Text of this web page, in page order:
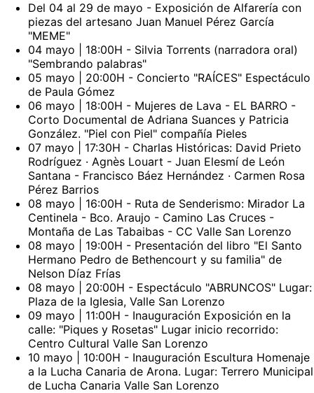
Del 04 al 29 de mayo - Exposición de Alfarería con
piezas del artesano Juan Manuel Pérez García
"MEME"
04 mayo | 18:00H - Silvia Torrents (narradora oral)
"Sembrando palabras"
05 mayo | 20:00H - Concierto "RAÍCES" Espectáculo
de Paula Gómez
06 mayo | 18:00H - Mujeres de Lava - EL BARRO -
Corto Documental de Adriana Suances y Patricia
González. "Piel con Piel" compañía Pieles
07 mayo | 17:30H - Charlas Históricas: David Prieto
Rodríguez · Agnès Louart - Juan Elesmí de León
Santana - Francisco Báez Hernández · Carmen Rosa
Pérez Barrios
08 mayo | 16:00H - Ruta de Senderismo: Mirador La
Centinela - Bco. Araujo - Camino Las Cruces -
Montaña de Las Tabaibas - CC Valle San Lorenzo
08 mayo | 19:00H - Presentación del libro "El Santo
Hermano Pedro de Bethencourt y su familia" de
Nelson Díaz Frías
08 mayo | 20:00H - Espectáculo "ABRUNCOS" Lugar:
Plaza de la Iglesia, Valle San Lorenzo
09 mayo | 11:00H - Inauguración Exposición en la
calle: "Piques y Rosetas" Lugar inicio recorrido:
Centro Cultural Valle San Lorenzo
10 mayo | 10:00H - Inauguración Escultura Homenaje
a la Lucha Canaria de Arona. Lugar: Terrero Municipal
de Lucha Canaria Valle San Lorenzo